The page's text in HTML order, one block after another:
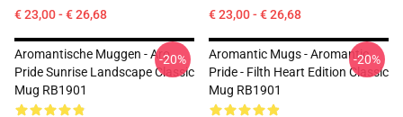
€ 23,00 - € 26,68 € 23,00 - € 26,68
Aromantische Muggen - Aro
Pride Sunrise Landscape Classic
Mug RB1901
-20%
Aromantic Mugs - Aromantic
Pride - Filth Heart Edition Classic
Mug RB1901
-20%